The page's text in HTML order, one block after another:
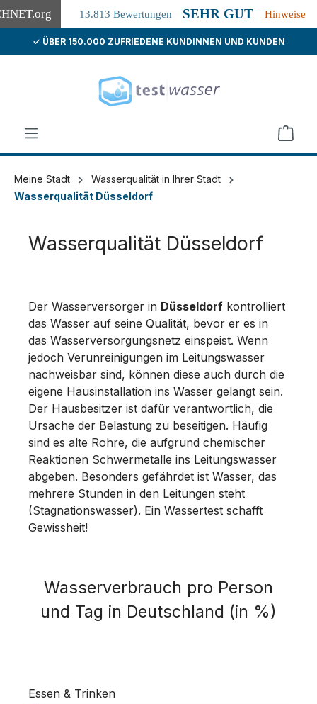
.org 13.813 Bewertungen SEHR GUT Hinweise
springen
✓ ÜBER 150.000 ZUFRIEDENE KUNDINNEN UND KUNDEN
Meine Stadt
Wasserqualität in Ihrer Stadt
Wasserqualität Düsseldorf
Wasserqualität Düsseldorf
Der Wasserversorger in Düsseldorf kontrolliert
das Wasser auf seine Qualität, bevor er es in
das Wasserversorgungsnetz einspeist. Wenn
jedoch Verunreinigungen im Leitungswasser
nachweisbar sind, können diese auch durch die
eigene Hausinstallation ins Wasser gelangt sein.
Der Hausbesitzer ist dafür verantwortlich, die
Ursache der Belastung zu beseitigen. Häufig
sind es alte Rohre, die aufgrund chemischer
Reaktionen Schwermetalle ins Leitungswasser
abgeben. Besonders gefährdet ist Wasser, das
mehrere Stunden in den Leitungen steht
(Stagnationswasser). Ein Wassertest schafft
Gewissheit!
Wasserverbrauch pro Person
und Tag in Deutschland (in %)
Essen & Trinken